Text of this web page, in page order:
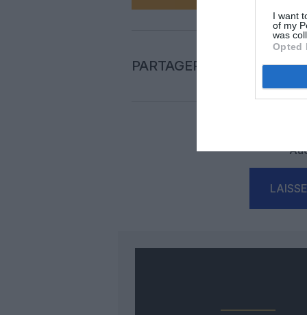
I want
of my
was
Opted
PARTAGER L'ARTICLE